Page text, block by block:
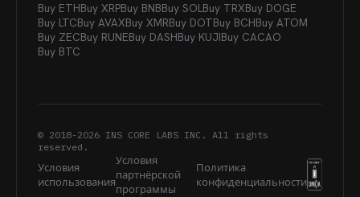
Buy ETHBuy XRPBuy BNBBuy SOLBuy TRXBuy DOGE
Buy LTCBuy AVAXBuy XMRBuy DOTBuy BCHBuy ATOM
Buy ZECBuy RUNEBuy DASHBuy KUJIBuy CACAO
Buy BTC
© 2018-2026 INS CORE LABS INC. All rights
reserved.
Условия
использования
Условия
партнёрской
программы
Политика
конфиденциальности